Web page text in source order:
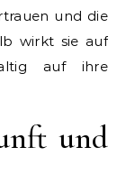
und die
wirkt sie auf
auf ihre
und